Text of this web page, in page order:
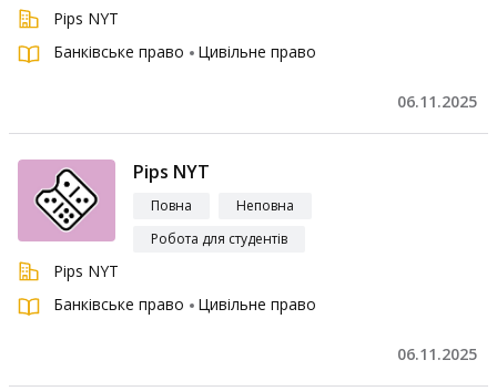
Pips NYT
Банківське право
Цивільне право
06.11.2025
Pips NYT
Повна
Неповна
Робота для студентів
Pips NYT
Банківське право
Цивільне право
06.11.2025